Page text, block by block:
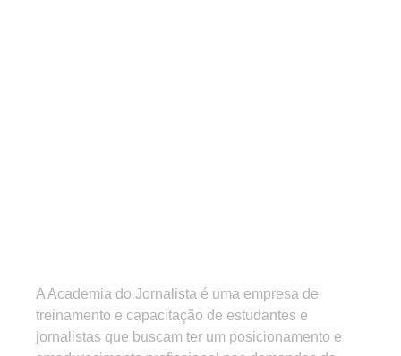
A Academia do Jornalista é uma empresa de
treinamento e capacitação de estudantes e
jornalistas que buscam ter um posicionamento e